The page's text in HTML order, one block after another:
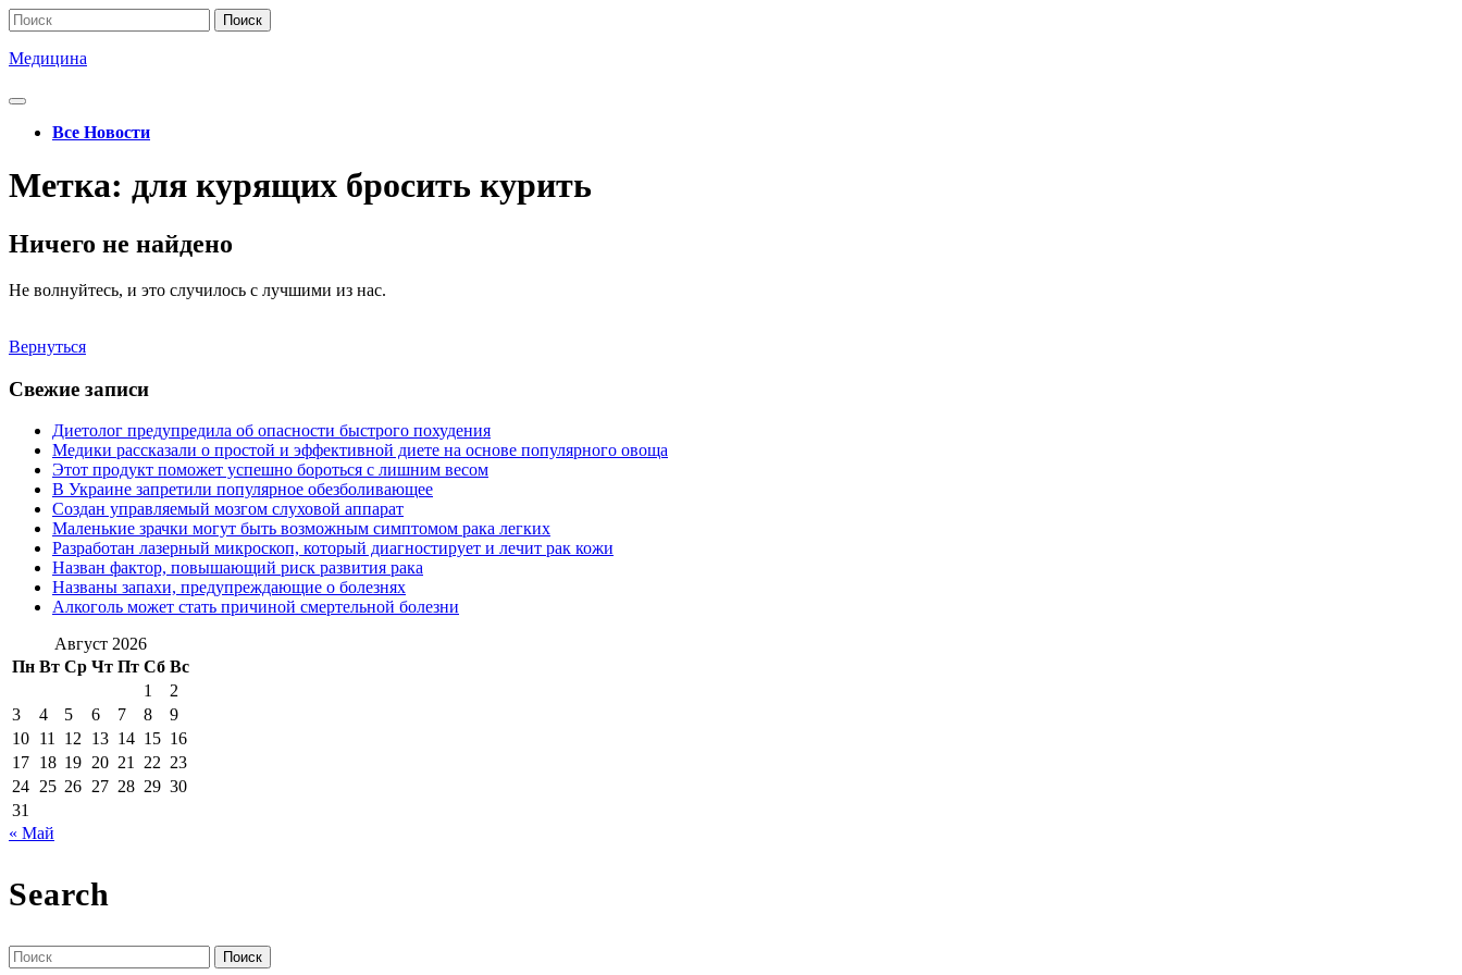
Перейти
к
содержимому
Поиск
по:
Медицина
Кнопка
ОткрытьВсе Новости
Закрыть
Метка: для курящих бросить курить
Ничего не найдено
Не волнуйтесь, и это случилось с лучшими из нас.
ВернутьсяВернуться
Свежие записи
Диетолог предупредила об опасности быстрого похудения
Медики рассказали о простой и эффективной диете на основе популярного овоща
Этот продукт поможет успешно бороться с лишним весом
В Украине запретили популярное обезболивающее
Создан управляемый мозгом слуховой аппарат
Маленькие зрачки могут быть возможным симптомом рака легких
Разработан лазерный микроскоп, который диагностирует и лечит рак кожи
Назван фактор, повышающий риск развития рака
Названы запахи, предупреждающие о болезнях
Алкоголь может стать причиной смертельной болезни
Август 2026
Пн Вт Ср Чт Пт Сб Вс
1
2
3
4 5 6 7 8
9
10 11 12 13 14 15 16
17 18 19 20 21 22 23
24 25 26 27 28 29 30
31
« Май
Search
Поиск